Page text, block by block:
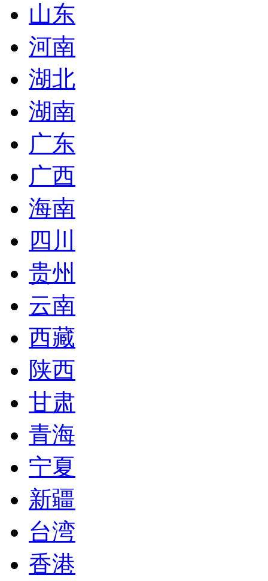
山东
河南
湖北
湖南
广东
广西
海南
四川
贵州
云南
西藏
陕西
甘肃
青海
宁夏
新疆
台湾
香港